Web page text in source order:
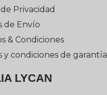
Privacidad
de Envío
& Condiciones
y condiciones de garantía
LYCAN